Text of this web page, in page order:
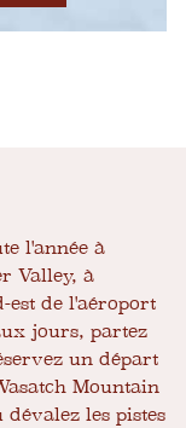
l'année à
Valley, à
est de l'aéroport
jours, partez
un départ
Mountain
les pistes